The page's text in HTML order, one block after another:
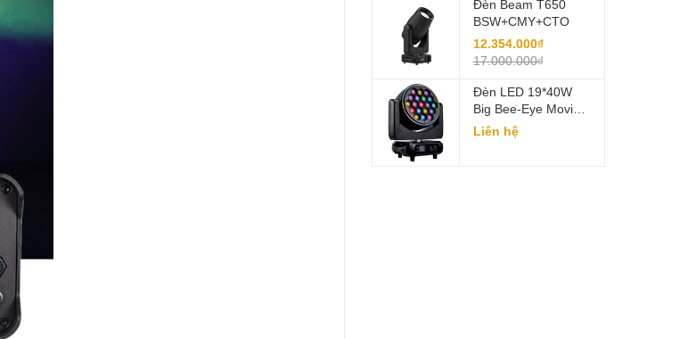
Đèn Beam T650
BSW+CMY+CTO
12.354.000₫
17.000.000₫
Đèn LED 19*40W
Big Bee-Eye Moving
Head LCC-B1940
Liên hệ